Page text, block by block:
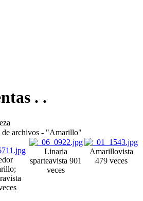
. .
de archivos - "Amarillo"
vista
Linaria
sparteavista 901
veces
Amarillovista
479 veces